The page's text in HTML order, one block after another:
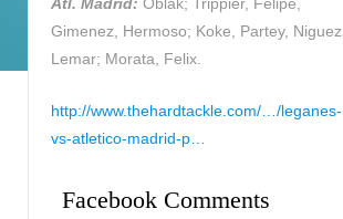
Gimenez, Hermoso; Koke, Partey, Niguez,
Lemar; Morata, Felix.
http://www.thehardtackle.com/…/leganes-
vs-atletico-madrid-p…
Facebook Comments